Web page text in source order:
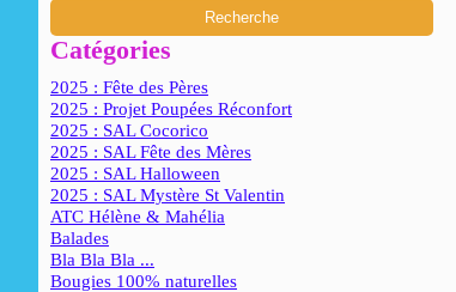
Catégories
2025 : Fête des Pères
2025 : Projet Poupées Réconfort
2025 : SAL Cocorico
2025 : SAL Fête des Mères
2025 : SAL Halloween
2025 : SAL Mystère St Valentin
ATC Hélène & Mahélia
Balades
Bla Bla Bla ...
Bougies 100% naturelles